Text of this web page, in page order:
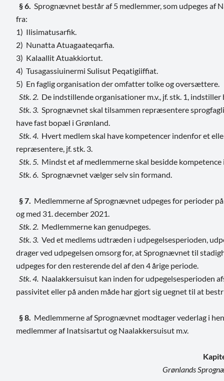
§ 6. Sprognævnet består af 5 medlemmer, som udpeges
fra:
1) Ilisimatusarfik.
2) Nunatta Atuagaateqarfia.
3) Kalaallit Atuakkiortut.
4) Tusagassiuinermi Sulisut Peqatigiiffiat.
5) En faglig organisation der omfatter tolke og oversættere.
Stk. 2. De indstillende organisationer m.v., jf. stk. 1,
Stk. 3. Sprognævnet skal tilsammen repræsentere
have fast bopæl i Grønland.
Stk. 4. Hvert medlem skal have kompetencer indenfor et
repræsentere, jf. stk. 3.
Stk. 5. Mindst et af medlemmerne skal besidde
Stk. 6. Sprognævnet vælger selv sin formand.
§ 7. Medlemmerne af Sprognævnet udpeges for perioder
og med 31. december 2021.
Stk. 2. Medlemmerne kan genudpeges.
Stk. 3. Ved et medlems udtræden i udpegelsesperioden,
drager ved udpegelsen omsorg for, at Sprognævnet til
udpeges for den resterende del af den 4 årige periode.
Stk. 4. Naalakkersuisut kan inden for udpegelsesperioden
passivitet eller på anden måde har gjort sig uegnet til at
§ 8. Medlemmerne af Sprognævnet modtager vederlag i
medlemmer af Inatsisartut og Naalakkersuisut m.v.
Grønlands